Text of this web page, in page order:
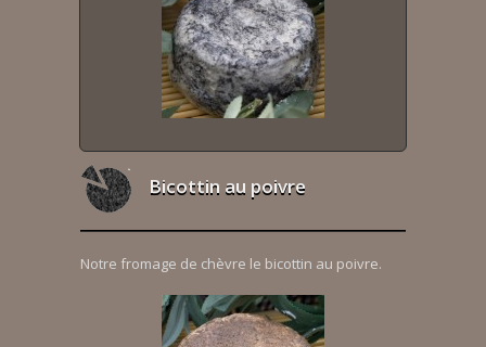
Bicottin au poivre
Notre fromage de chèvre le bicottin au poivre.